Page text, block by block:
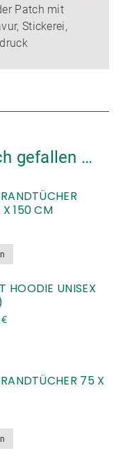
Patch mit
Stickerei,
gefallen …
150 CM
Produkt
weist
können
gewählt
HOODIE UNISEX
€
75 X
Produkt